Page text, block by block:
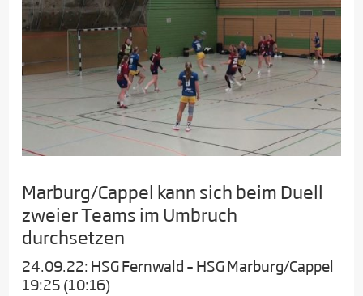
Marburg/Cappel kann sich beim Duell
zweier Teams im Umbruch
durchsetzen
24.09.22: HSG Fernwald – HSG Marburg/Cappel
19:25 (10:16)